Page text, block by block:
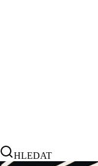
HLEDAT